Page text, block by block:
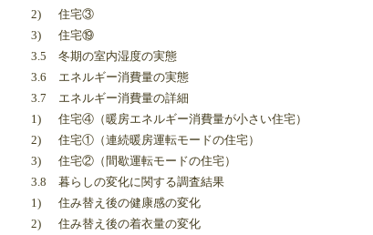
2) 住宅③
3) 住宅⑲
3.5 冬期の室内湿度の実態
3.6 エネルギー消費量の実態
3.7 エネルギー消費量の詳細
1) 住宅④（暖房エネルギー消費量が小さい住宅）
2) 住宅①（連続暖房運転モードの住宅）
3) 住宅②（間歇運転モードの住宅）
3.8 暮らしの変化に関する調査結果
1) 住み替え後の健康感の変化
2) 住み替え後の着衣量の変化